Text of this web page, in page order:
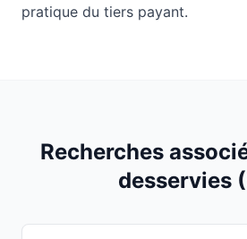
pratique du tiers payant.
Recherches
desservies (